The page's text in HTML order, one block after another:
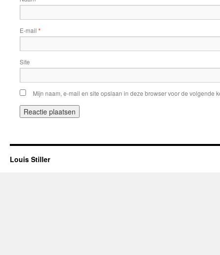
E-mail *
Site
Mijn naam, e-mail en site opslaan in deze browser voor de volgende
Louis Stiller